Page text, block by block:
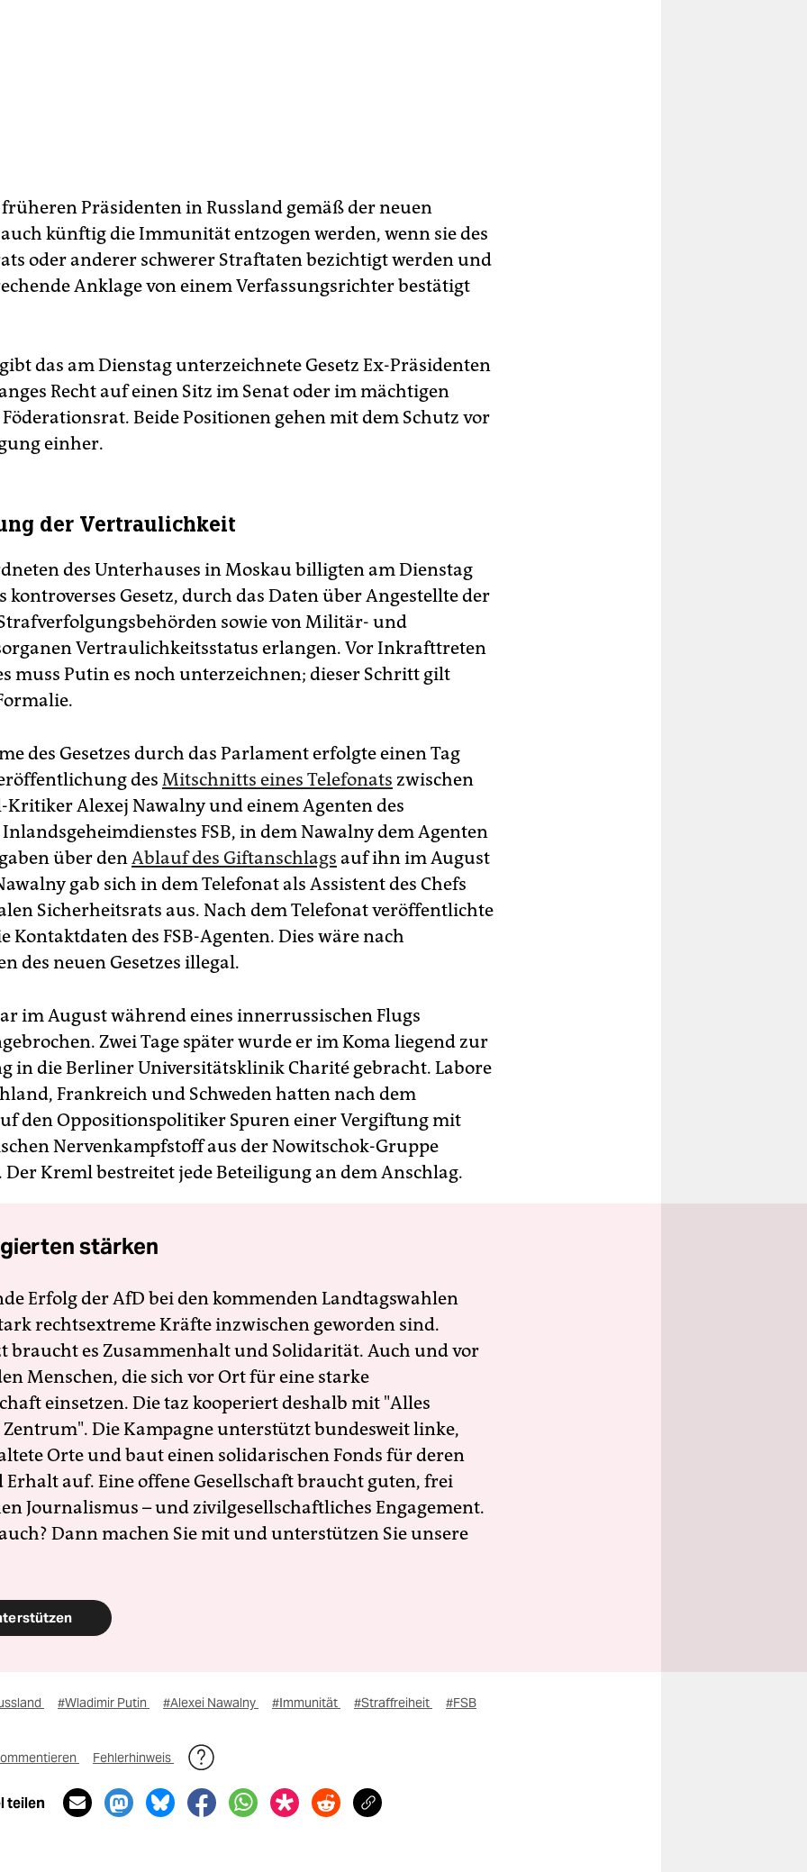
Präsidenten in Russland gemäß der neuen
auch künftig die Immunität entzogen werden, wenn sie des
oder anderer schwerer Straftaten bezichtigt werden und
Anklage von einem Verfassungsrichter bestätigt
das am Dienstag unterzeichnete Gesetz Ex-Präsidenten
Recht auf einen Sitz im Senat oder im mächtigen
Beide Positionen gehen mit dem Schutz vor
einher.
der Vertraulichkeit
des Unterhauses in Moskau billigten am Dienstag
kontroverses Gesetz, durch das Daten über Angestellte der
sowie von Militär- und
Vertraulichkeitsstatus erlangen. Vor Inkrafttreten
muss Putin es noch unterzeichnen; dieser Schritt gilt
des Gesetzes durch das Parlament erfolgte einen Tag
des Mitschnitts eines Telefonats zwischen
Kritiker Alexej Nawalny und einem Agenten des
FSB, in dem Nawalny dem Agenten
über denAblauf des Giftanschlags auf ihn im August
gab sich in dem Telefonat als Assistent des Chefs
Sicherheitsrats aus. Nach dem Telefonat veröffentlichte
Kontaktdaten des FSB-Agenten. Dies wäre nach
des neuen Gesetzes illegal.
im August während eines innerrussischen Flugs
Zwei Tage später wurde er im Koma liegend zur
in die Berliner Universitätsklinik Charité gebracht. Labore
Frankreich und Schweden hatten nach dem
den Oppositionspolitiker Spuren einer Vergiftung mit
Nervenkampfstoff aus der Nowitschok-Gruppe
Der Kreml bestreitet jede Beteiligung an dem Anschlag.
stärken
Erfolg der AfD bei den kommenden Landtagswahlen
rechtsextreme Kräfte inzwischen geworden sind.
braucht es Zusammenhalt und Solidarität. Auch und vor
Menschen, die sich vor Ort für eine starke
einsetzen. Die taz kooperiert deshalb mit "Alles
Die Kampagne unterstützt bundesweit linke,
Orte und baut einen solidarischen Fonds für deren
Erhalt auf. Eine offene Gesellschaft braucht guten, frei
Journalismus – und zivilgesellschaftliches Engagement.
Dann machen Sie mit und unterstützen Sie unsere
#Wladimir Putin #Alexei Nawalny #Immunität #Straffreiheit #FSB
Fehlerhinweis
teilen